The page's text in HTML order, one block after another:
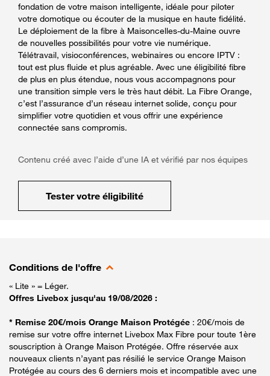
fondation de votre maison intelligente, idéale pour piloter
votre domotique ou écouter de la musique en haute fidélité.
Le déploiement de la fibre à Maisoncelles-du-Maine ouvre
de nouvelles possibilités pour votre vie numérique.
Télétravail, visioconférences, webinaires ou encore IPTV :
tout est plus fluide et plus agréable. Avec une éligibilité fibre
de plus en plus étendue, nous vous accompagnons pour
une transition simple vers le très haut débit. La Fibre Orange,
c’est l’assurance d’un réseau internet solide, conçu pour
simplifier votre quotidien et vous offrir une expérience
connectée sans compromis.
Contenu créé avec l’aide d’une IA et vérifié par nos équipes
Tester votre éligibilité
Conditions de l'offre
« Lite » = Léger.
Offres Livebox jusqu'au 19/08/2026 :
* Remise 20€/mois Orange Maison Protégée : 20€/mois de
remise sur votre offre internet Livebox Max Fibre pour toute 1ère
souscription à Orange Maison Protégée. Offre réservée aux
nouveaux clients n’ayant pas résilié le service Orange Maison
Protégée au cours des 6 derniers mois et incompatible avec une